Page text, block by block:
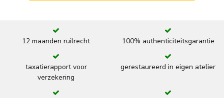
12 maanden ruilrecht 100% authenticiteitsgarantie
taxatierapport voor
verzekering
gerestaureerd in eigen atelier